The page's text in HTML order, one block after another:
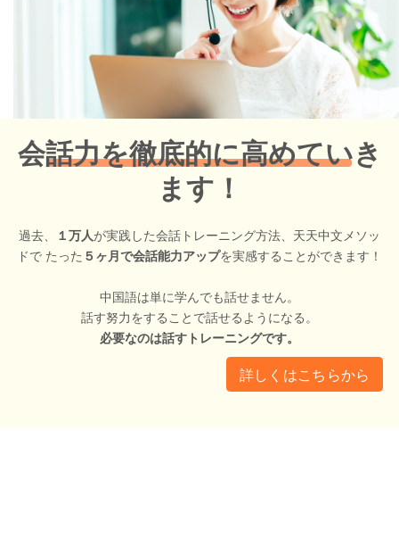
会話力を徹底的に高めていき
ます！
過去、 １万人が実践した会話トレーニング方法、天天中文メソッ
ドで たった ５ヶ月で会話能力アップを実感することができます！
中国語は単に学んでも話せません。
話す努力をすることで話せるようになる。
必要なのは話すトレーニングです。
詳しくはこちらから